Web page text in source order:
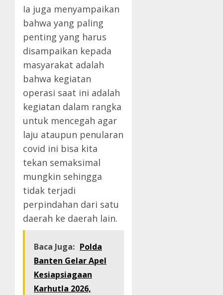
Ia juga menyampaikan
bahwa yang paling
penting yang harus
disampaikan kepada
masyarakat adalah
bahwa kegiatan
operasi saat ini adalah
kegiatan dalam rangka
untuk mencegah agar
laju ataupun penularan
covid ini bisa kita
tekan semaksimal
mungkin sehingga
tidak terjadi
perpindahan dari satu
daerah ke daerah lain.
Baca Juga: Polda
Banten Gelar Apel
Kesiapsiagaan
Karhutla 2026,